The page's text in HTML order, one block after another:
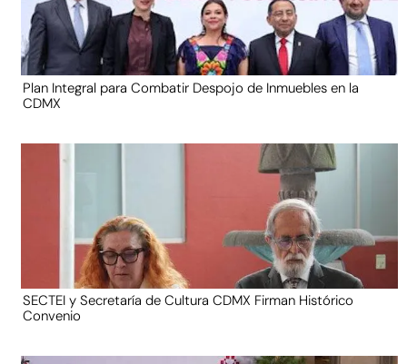
Plan Integral para Combatir Despojo de Inmuebles en la
CDMX
SECTEI y Secretaría de Cultura CDMX Firman Histórico
Convenio